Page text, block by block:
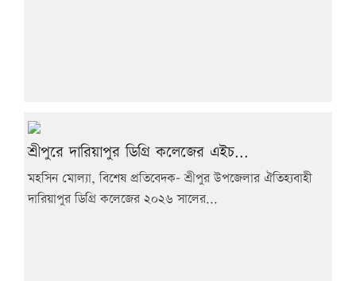
শ্রীপুরে দারিয়াপুর ডিগ্রি কলেজের এইচ...
মহসিন মোল্যা, বিশেষ প্রতিবেদক- শ্রীপুর উপজেলার ঐতিহ্যবাহী
দারিয়াপুর ডিগ্রি কলেজের ২০২৬ সালের...